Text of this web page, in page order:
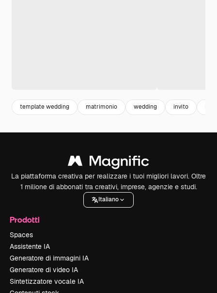
template wedding matrimonio wedding invito
La piattaforma creativa per realizzare i tuoi migliori lavori. Oltre
1 milione di abbonati tra creativi, imprese, agenzie e studi.
Italiano
Prodotti
Spaces
Assistente IA
Generatore di immagini IA
Generatore di video IA
Sintetizzatore vocale IA